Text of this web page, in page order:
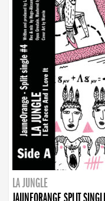
LA JUNGLE